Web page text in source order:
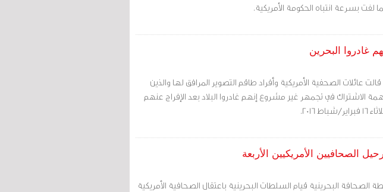
لفت بسرعة انتباه الحكومة الأمريكية.
غادروا البحرين
قالت عائلات الصحفية الأمريكية وأفراد طاقم التصوير المرافق لها والذين
الاشتراك في تجمهر غير مشروع إنهم غادروا البلاد بعد الإفراج عنهم
2016.
الصحافيين الأمريكيين الأربعة
الصحافة البحرينية قيام السلطات البحرينية باعتقال الصحافية الأمريكية